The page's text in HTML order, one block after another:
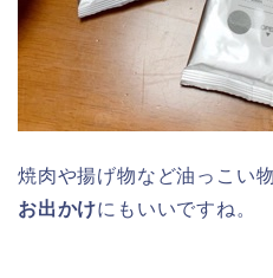
焼肉や揚げ物など油っこい
お出かけにもいいですね。